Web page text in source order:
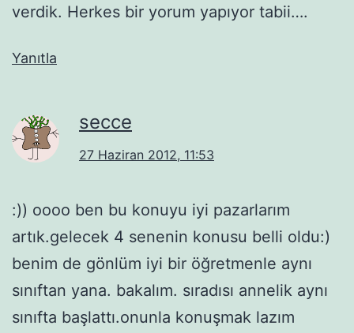
verdik. Herkes bir yorum yapıyor tabii….
Yanıtla
secce
27 Haziran 2012, 11:53
:)) oooo ben bu konuyu iyi pazarlarım
artık.gelecek 4 senenin konusu belli oldu:)
benim de gönlüm iyi bir öğretmenle aynı
sınıftan yana. bakalım. sıradısı annelik aynı
sınıfta başlattı.onunla konuşmak lazım